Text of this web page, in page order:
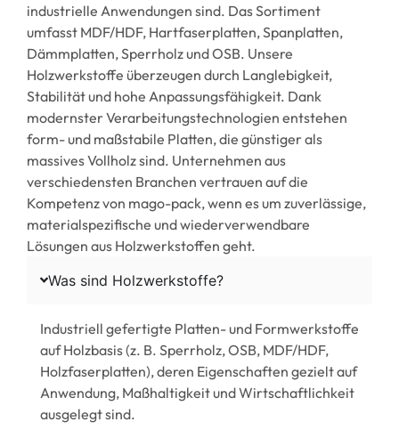
industrielle Anwendungen sind. Das Sortiment
umfasst MDF/HDF, Hartfaserplatten, Spanplatten,
Dämmplatten, Sperrholz und OSB. Unsere
Holzwerkstoffe überzeugen durch Langlebigkeit,
Stabilität und hohe Anpassungsfähigkeit. Dank
modernster Verarbeitungstechnologien entstehen
form- und maßstabile Platten, die günstiger als
massives Vollholz sind. Unternehmen aus
verschiedensten Branchen vertrauen auf die
Kompetenz von mago-pack, wenn es um zuverlässige,
materialspezifische und wiederverwendbare
Lösungen aus Holzwerkstoffen geht.
Was sind Holzwerkstoffe?
Industriell gefertigte Platten- und Formwerkstoffe
auf Holzbasis (z. B. Sperrholz, OSB, MDF/HDF,
Holzfaserplatten), deren Eigenschaften gezielt auf
Anwendung, Maßhaltigkeit und Wirtschaftlichkeit
ausgelegt sind.